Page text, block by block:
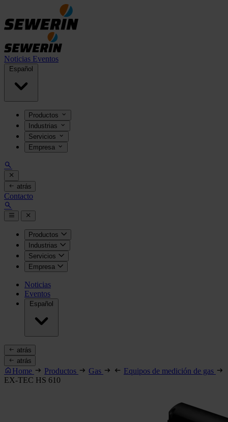
Noticias Eventos
Español
Productos
Industrias
Servicios
Empresa
atrás
Contacto
Productos
Industrias
Servicios
Empresa
Noticias
Eventos
Español
atrás
atrás
Home Productos Gas
Equipos de medición de gas
EX-TEC HS 610